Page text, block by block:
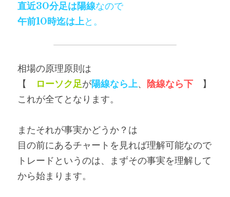
直近30分足は陽線なので
午前10時迄は上と。
相場の原理原則は
【
ローソク足が陽線なら上、 陰線なら下 】
これが全てとなります。
またそれが事実かどうか？は
目の前にあるチャートを見れば理解可能なので
トレードというのは、まずその事実を理解して
から始まります。